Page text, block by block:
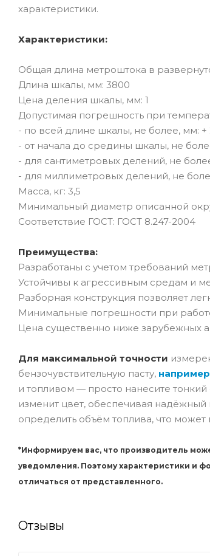
характеристики.
Характеристики:
Общая длина метроштока в
Длина шкалы, мм: 3800
Цена деления шкалы, мм: 1
Допустимая погрешность при
- по всей длине шкалы, не более, мм: +
- от начала до средины шкалы, не
- для сантиметровых делений, не
- для миллиметровых делений, не
Масса, кг: 3,5
Минимальный диаметр описанной
Соответствие ГОСТ: ГОСТ 8.247-2004
Преимущества:
Разработаны с учетом требований
Устойчивы к агрессивным средам и
Разборная конструкция позволяет
Минимальные погрешности при
Цена существенно ниже зарубежных
Для максимальной точности
бензочувствительную пасту,
и топливом — просто нанесите
изменит цвет, обеспечивая надёжный
определить объём топлива, что
*Информируем вас, что производитель
уведомления. Поэтому характеристики и
отличаться от представленного.
Отзывы